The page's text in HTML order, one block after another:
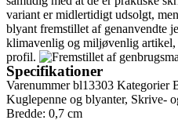
variant er midlertidigt udsolgt,
blyant fremstillet af genanvendte
klimavenlig og miljøvenlig artikel,
profil.
Specifikationer
Varenummerbl13303 Kategorier
Kuglepenne og blyanter, Skrive-
Bredde: 0,7 cm